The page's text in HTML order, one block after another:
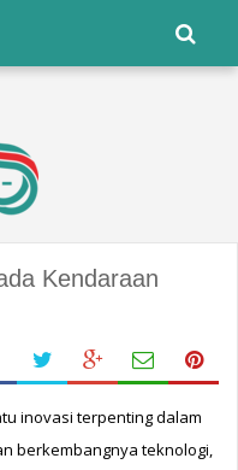
Kendaraan
inovasi terpenting dalam
berkembangnya teknologi,